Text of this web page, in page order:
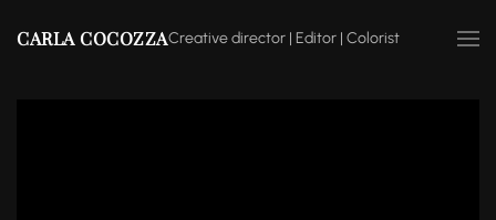
CARLA COCOZZACreative director | Editor | Colorist